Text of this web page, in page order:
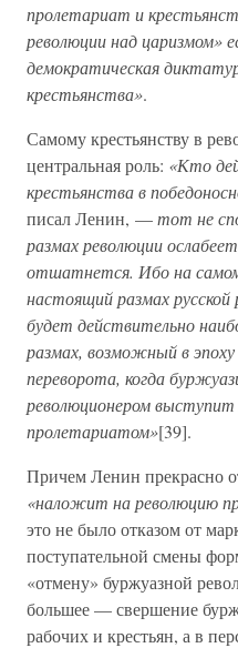
пролетариат и
революции над царизмом»
демократическая
крестьянства».
Самому крестьянству в
центральная роль: «Кто
крестьянства в
писал Ленин, —тот не
размах революции
отшатнется. Ибо на
настоящий размах
будет действительно
размах, возможный в
переворота, когда
революционером выступит
пролетариатом»[39].
Причем Ленин прекрасно
«наложит на революцию
это не было отказом от
поступательной смены
«отмену» буржуазной
большее — свершение
рабочих и крестьян, а в